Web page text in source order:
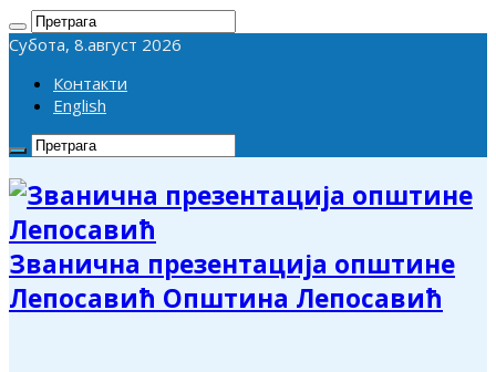
Субота, 8.август 2026
Контакти
English
Званична презентација општине
Лепосавић Општина Лепосавић